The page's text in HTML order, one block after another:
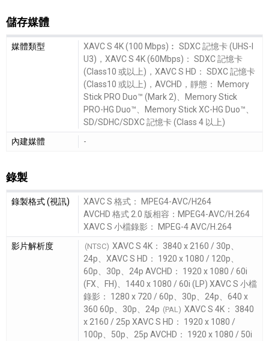
儲存媒體
儲存媒體細節敘述
媒體類型
XAVC S 4K (100 Mbps)︰ SDXC 記憶卡 (UHS-I
U3)，XAVC S 4K (60Mbps)： SDXC 記憶卡
(Class10 或以上)，XAVC S HD： SDXC 記憶卡
(Class10 或以上)，AVCHD，靜態： Memory
Stick PRO Duo™ (Mark 2)、Memory Stick
PRO-HG Duo™、Memory Stick XC-HG Duo™、
SD/SDHC/SDXC 記憶卡 (Class 4 以上)
內建媒體
-
錄製
錄製細節敘述
錄製格式 (視訊)
XAVC S 格式： MPEG4-AVC/H264
AVCHD 格式 2.0 版相容：MPEG4-AVC/H.264
XAVC S 小檔錄影： MPEG-4 AVC/H.264
影片解析度
(NTSC) XAVC S 4K： 3840 x 2160 / 30p、
24p、XAVC S HD： 1920 x 1080 / 120p、
60p、30p、24p AVCHD： 1920 x 1080 / 60i
(FX、FH)、1440 x 1080 / 60i (LP) XAVC S 小檔
錄影： 1280 x 720 / 60p、30p、24p、640 x
360 60p、30p、24p (PAL) XAVC S 4K： 3840
x 2160 / 25p XAVC S HD： 1920 x 1080 /
100p、50p、25p AVCHD： 1920 x 1080 / 50i